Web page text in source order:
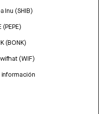
Inu (SHIB)
(PEPE)
(BONK)
(WIF)